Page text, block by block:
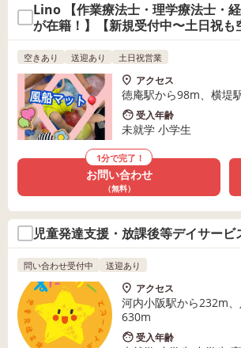
Lino 【作業療法士・理学療法士・
が在籍！】【新規受付中〜土日祝も
空きあり 送迎あり 土日祝営業
アクセス
徳庵駅から98m、横堤
受入年齢
未就学 小学生
1分で完了！
お問い合わせ
（無料）
児童発達支援・放課後等デイサービ
問い合わせ受付中 送迎あり
アクセス
河内小阪駅から232m
630m
受入年齢